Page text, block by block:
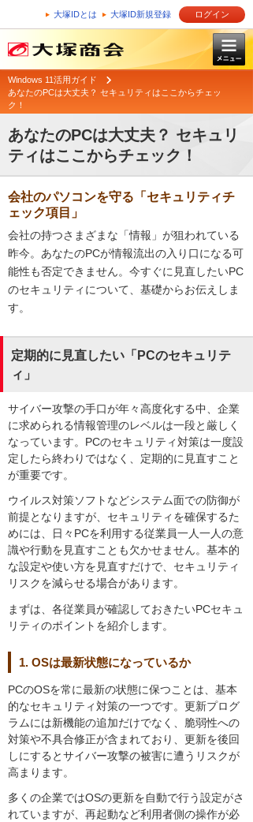
大塚IDとは 大塚ID新規登録 ログイン
Windows 11活用ガイド
あなたのPCは大丈夫？ セキュリティはここからチェッ
ク！
あなたのPCは大丈夫？ セキュリ
ティはここからチェック！
会社のパソコンを守る「セキュリティチ
ェック項目」
会社の持つさまざまな「情報」が狙われている
昨今。あなたのPCが情報流出の入り口になる可
能性も否定できません。今すぐに見直したいPC
のセキュリティについて、基礎からお伝えしま
す。
定期的に見直したい「PCのセキュリテ
ィ」
サイバー攻撃の手口が年々高度化する中、企業
に求められる情報管理のレベルは一段と厳しく
なっています。PCのセキュリティ対策は一度設
定したら終わりではなく、定期的に見直すこと
が重要です。
ウイルス対策ソフトなどシステム面での防御が
前提となりますが、セキュリティを確保するた
めには、日々PCを利用する従業員一人一人の意
識や行動を見直すことも欠かせません。基本的
な設定や使い方を見直すだけで、セキュリティ
リスクを減らせる場合があります。
まずは、各従業員が確認しておきたいPCセキュ
リティのポイントを紹介します。
1. OSは最新状態になっているか
PCのOSを常に最新の状態に保つことは、基本
的なセキュリティ対策の一つです。更新プログ
ラムには新機能の追加だけでなく、脆弱性への
対策や不具合修正が含まれており、更新を後回
しにするとサイバー攻撃の被害に遭うリスクが
高まります。
多くの企業ではOSの更新を自動で行う設定がさ
れていますが、再起動など利用者側の操作が必